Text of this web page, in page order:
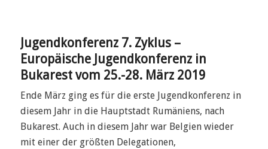
Jugendkonferenz 7. Zyklus –
Europäische Jugendkonferenz in
Bukarest vom 25.-28. März 2019
Ende März ging es für die erste Jugendkonferenz in
diesem Jahr in die Hauptstadt Rumäniens, nach
Bukarest. Auch in diesem Jahr war Belgien wieder
mit einer der größten Delegationen,